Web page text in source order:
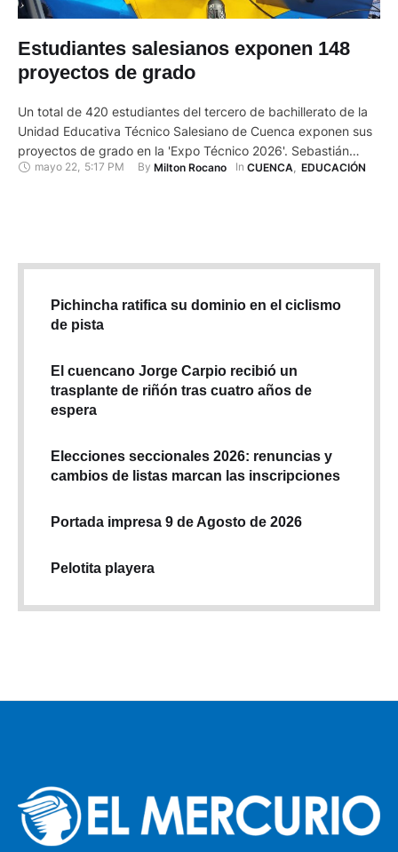
Estudiantes salesianos exponen 148
proyectos de grado
Un total de 420 estudiantes del tercero de bachillerato de la
Unidad Educativa Técnico Salesiano de Cuenca exponen sus
proyectos de grado en la 'Expo Técnico 2026'. Sebastián
Andrade, Luis Zhunio y Andrés Fajardo, estudiantes del tercer
mayo 22, 5:17 PM By Milton Rocano In CUENCA EDUCACIÓN
Pichincha ratifica su dominio en el ciclismo
de pista
El cuencano Jorge Carpio recibió un
trasplante de riñón tras cuatro años de
espera
Elecciones seccionales 2026: renuncias y
cambios de listas marcan las inscripciones
Portada impresa 9 de Agosto de 2026
Pelotita playera